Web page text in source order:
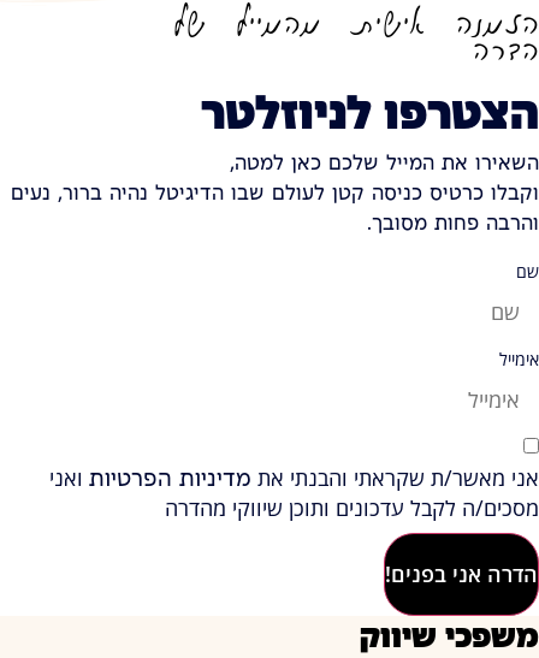
הזמנה אישית מהמייל של
הדרה
הצטרפו לניוזלטר
השאירו את המייל שלכם כאן למטה,
וקבלו כרטיס כניסה קטן לעולם שבו הדיגיטל נהיה ברור, נעים
והרבה פחות מסובך.
שם
אימייל
אני מאשר/ת שקראתי והבנתי את מדיניות הפרטיות ואני
מסכים/ה לקבל עדכונים ותוכן שיווקי מהדרה
הדרה אני בפנים!
משפכי שיווק